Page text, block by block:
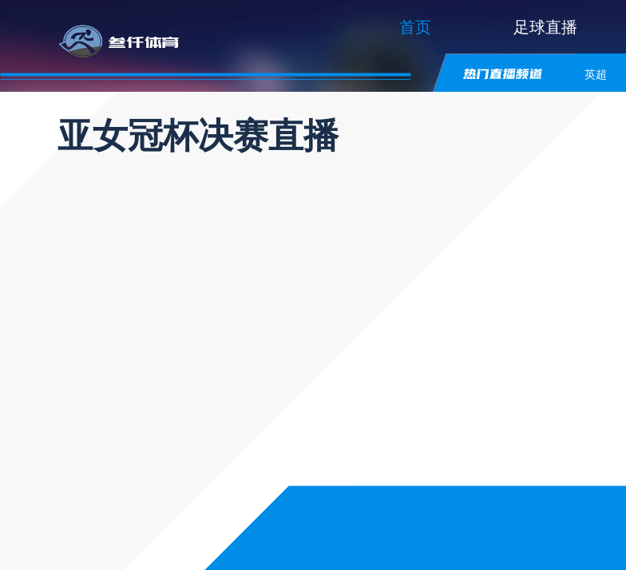
首页 足球直播
英超
亚女冠杯决赛直播